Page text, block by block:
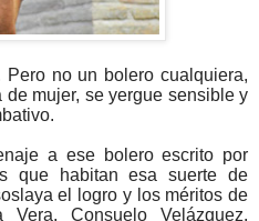
no un bolero cualquiera,
mujer, se yergue sensible y
a ese bolero escrito por
que habitan esa suerte de
el logro y los méritos de
Vera, Consuelo Velázquez,